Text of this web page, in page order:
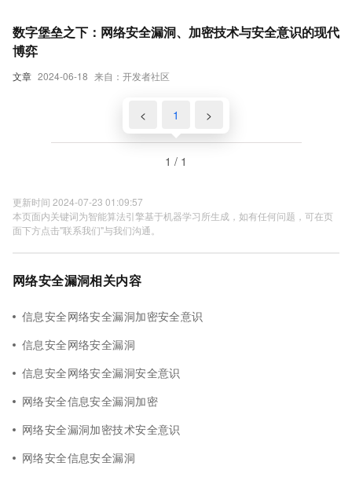
文章 2024-06-18 来自：开发者社区
数字堡垒之下：网络安全漏洞、加密技术与安全意识的现代
博弈
< 1 >
1 / 1
更新时间 2024-07-23 01:09:57
本页面内关键词为智能算法引擎基于机器学习所生成，如有任何问题，可在页
面下方点击"联系我们"与我们沟通。
网络安全漏洞相关内容
信息安全网络安全漏洞加密安全意识
信息安全网络安全漏洞
信息安全网络安全漏洞安全意识
网络安全信息安全漏洞加密
网络安全漏洞加密技术安全意识
网络安全信息安全漏洞